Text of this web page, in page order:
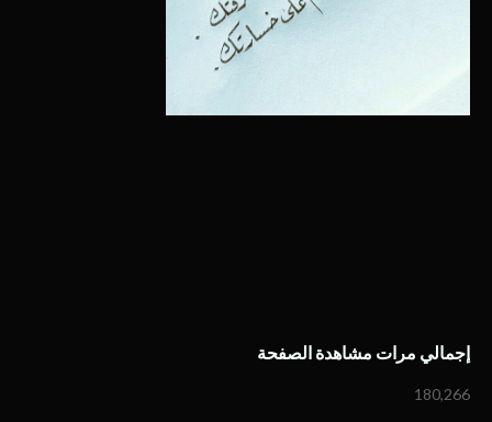
إجمالي مرات مشاهدة الصفحة
180,266